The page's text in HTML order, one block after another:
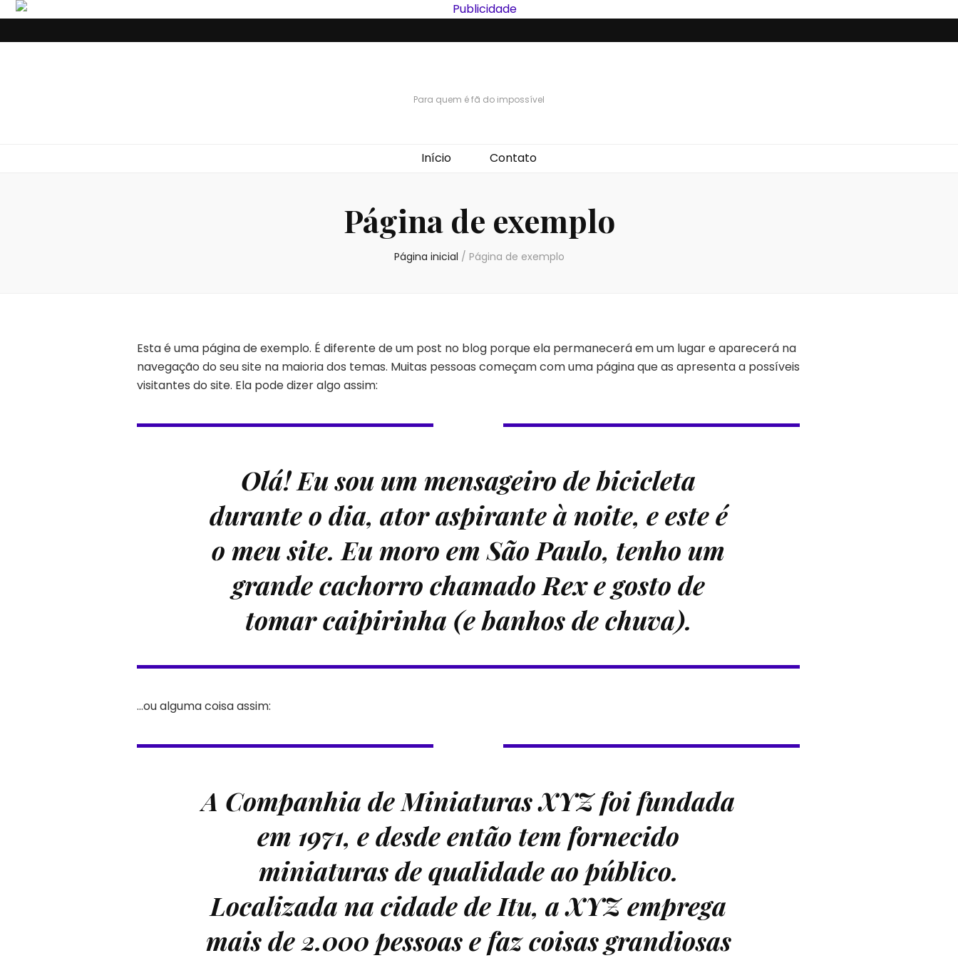
Para quem é fã do impossível
Início Contato
Página de exemplo
Página inicial / Página de exemplo
Esta é uma página de exemplo. É diferente de um post no blog porque ela permanecerá em um lugar e aparecerá na
navegação do seu site na maioria dos temas. Muitas pessoas começam com uma página que as apresenta a possíveis
visitantes do site. Ela pode dizer algo assim:
Olá! Eu sou um mensageiro de bicicleta
durante o dia, ator aspirante à noite, e este é
o meu site. Eu moro em São Paulo, tenho um
grande cachorro chamado Rex e gosto de
tomar caipirinha (e banhos de chuva).
…ou alguma coisa assim:
A Companhia de Miniaturas XYZ foi fundada
em 1971, e desde então tem fornecido
miniaturas de qualidade ao público.
Localizada na cidade de Itu, a XYZ emprega
mais de 2.000 pessoas e faz coisas grandiosas